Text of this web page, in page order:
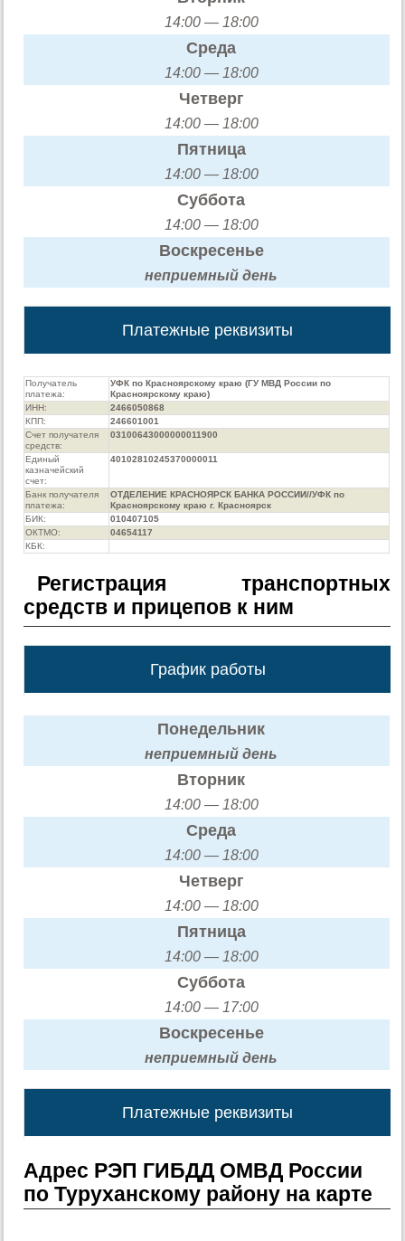
14:00 — 18:00
Среда
14:00 — 18:00
Четверг
14:00 — 18:00
Пятница
14:00 — 18:00
Суббота
14:00 — 18:00
Воскресенье
неприемный день
Платежные реквизиты
Получатель
платежа:
УФК по Красноярскому краю (ГУ МВД России по
Красноярскому краю)
ИНН:
2466050868
КПП:
246601001
Счет получателя
средств:
03100643000000011900
Единый
казначейский
счет:
40102810245370000011
Банк получателя
платежа:
ОТДЕЛЕНИЕ КРАСНОЯРСК БАНКА РОССИИ//УФК по
Красноярскому краю г. Красноярск
БИК:
010407105
ОКТМО:
04654117
КБК:
Регистрация транспортных
средств и прицепов к ним
График работы
Понедельник
неприемный день
Вторник
14:00 — 18:00
Среда
14:00 — 18:00
Четверг
14:00 — 18:00
Пятница
14:00 — 18:00
Суббота
14:00 — 17:00
Воскресенье
неприемный день
Платежные реквизиты
Адрес РЭП ГИБДД ОМВД России
по Туруханскому району на карте